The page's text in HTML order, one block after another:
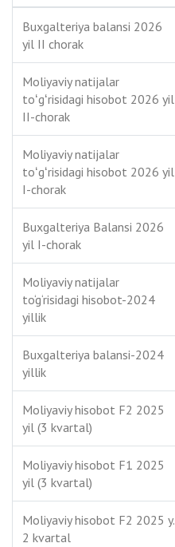
Buxgalteriya balansi 2026
yil II chorak
Moliyaviy natijalar
toʻgʻrisidagi hisobot 2026 yil
II-chorak
Moliyaviy natijalar
toʻgʻrisidagi hisobot 2026 yil
I-chorak
Buxgalteriya Balansi 2026
yil I-chorak
Moliyaviy natijalar
to‘g‘risidagi hisobot-2024
yillik
Buxgalteriya balansi-2024
yillik
Moliyaviy hisobot F2 2025
yil (3 kvartal)
Moliyaviy hisobot F1 2025
yil (3 kvartal)
Moliyaviy hisobot F2 2025 y.
2 kvartal